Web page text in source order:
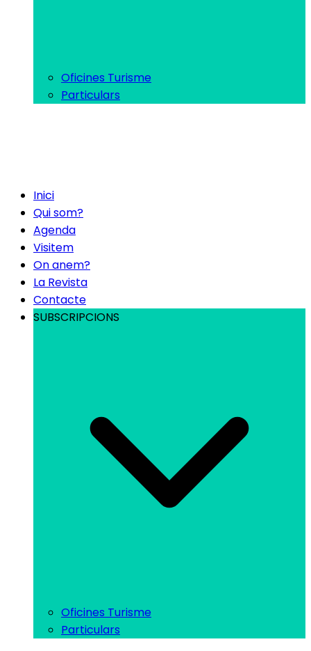
Oficines Turisme
Particulars
Inici
Qui som?
Agenda
Visitem
On anem?
La Revista
Contacte
SUBSCRIPCIONS
Oficines Turisme
Particulars